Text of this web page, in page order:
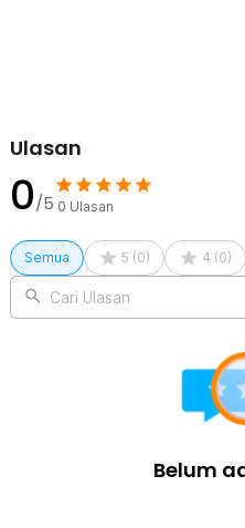
1 x TaffPACK Kantong Plastik
Ulasan
0/5 0 Ulasan
Semua 5 (0) 4 (0)
Cari Ulasan
Belum